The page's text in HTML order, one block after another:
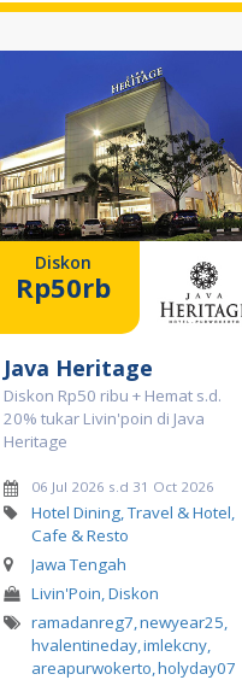
Diskon
Rp50rb
Java Heritage
Diskon Rp50 ribu + Hemat s.d.
20% tukar Livin'poin di Java
Heritage
06 Jul 2026 s.d 31 Oct 2026
Hotel Dining, Travel & Hotel,
Cafe & Resto
Jawa Tengah
Livin'Poin, Diskon
ramadanreg7,newyear25,
hvalentineday,imlekcny,
areapurwokerto,holyday07